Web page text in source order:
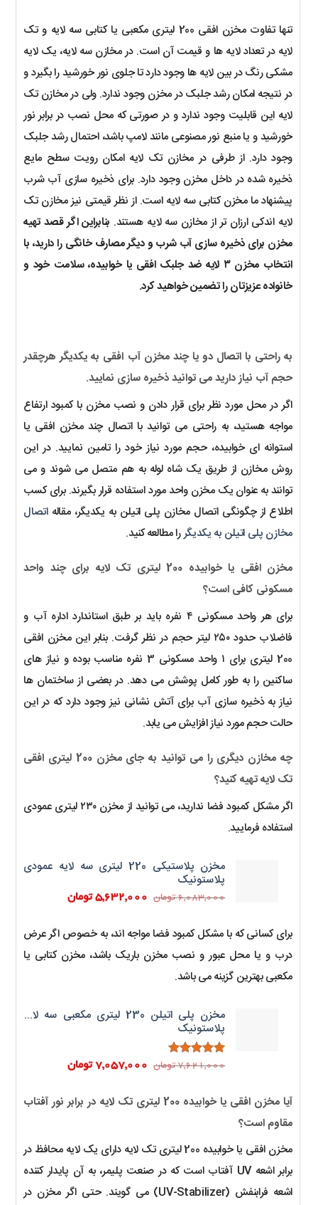
تنها تفاوت مخزن افقی 200 لیتری مکعبی یا کتابی سه لایه و تک
لایه در تعداد لایه ها و قیمت آن است. در مخازن سه لایه، یک لایه
مشکی رنگ در بین لایه ها وجود دارد تا جلوی نور خورشید را بگیرد و
در نتیجه امکان رشد جلبک در مخزن وجود ندارد. ولی در مخازن تک
لایه این قابلیت وجود ندارد و در صورتی که محل نصب در برابر نور
خورشید و یا منبع نور مصنوعی مانند لامپ باشد، احتمال رشد جلبک
وجود دارد. از طرفی در مخازن تک لایه امکان رویت سطح مایع
ذخیره شده در داخل مخزن وجود دارد. برای ذخیره سازی آب شرب
پیشنهاد ما مخزن کتابی سه لایه است. از نظر قیمتی نیز مخازن تک
لایه اندکی ارزان تر از مخازن سه لایه هستند. بنابراین اگر قصد تهیه
مخزن برای ذخیره سازی آب شرب و دیگر مصارف خانگی را دارید، با
انتخاب مخزن ۳ لایه ضد جلبک افقی یا خوابیده، سلامت خود و
خانواده عزیزتان را تضمین خواهید کرد.
به راحتی با اتصال دو یا چند مخزن آب افقی به یکدیگر هرچقدر
حجم آب نیاز دارید می توانید ذخیره سازی نمایید.
اگر در محل مورد نظر برای قرار دادن و نصب مخزن با کمبود ارتفاع
مواجه هستید، به راحتی می توانید با اتصال چند مخزن افقی یا
استوانه ای خوابیده، حجم مورد نیاز خود را تامین نمایید. در این
روش مخازن از طریق یک شاه لوله به هم متصل می شوند و می
توانند به عنوان یک مخزن واحد مورد استفاده قرار بگیرند. برای کسب
اطلاع از چگونگی اتصال مخازن پلی اتیلن به یکدیگر، مقالهاتصال
مخازن پلی اتیلن به یکدیگررا مطالعه کنید.
مخزن افقی یا خوابیده 200 لیتری تک لایه برای چند واحد
مسکونی کافی است؟
برای هر واحد مسکونی ۴ نفره باید بر طبق استاندارد اداره آب و
فاضلاب حدود ۲۵۰ لیتر حجم در نظر گرفت. بنابر این مخزن افقی
200 لیتری برای ۱ واحد مسکونی 3 نفره مناسب بوده و نیاز های
ساکنین را به طور کامل پوشش می دهد. در بعضی از ساختمان ها
نیاز به ذخیره سازی آب برای آتش نشانی نیز وجود دارد که در این
حالت حجم مورد نیاز افزایش می یابد.
چه مخازن دیگری را می توانید به جای مخزن 200 لیتری افقی
تک لایه تهیه کنید؟
اگر مشکل کمبود فضا ندارید، می توانید از مخزن ۲۳۰ لیتری عمودی
استفاده فرمایید.
مخزن پلاستیکی 220 لیتری سه لایه عمودی
پلاستونیک
6,083,000 تومان
قیمت
6,083,000 تومان
بود.
5,632,000 تومانقیمت
5,632,000 تومان.
برای کسانی که با مشکل کمبود فضا مواجه اند، به خصوص اگر عرض
درب و یا محل عبور و نصب مخزن باریک باشد، مخزن کتابی یا
مکعبی بهترین گزینه می باشد.
مخزن پلی اتیلن 230 لیتری مکعبی سه لایه
پلاستونیک
امتیاز5.00
2
7,621,000 تومان
قیمت
بود.
7,057,000 تومانقیمت
7,057,000 تومان.
آیا مخزن افقی یا خوابیده 200 لیتری تک لایه در برابر نور آفتاب
مقاوم است؟
مخزن افقی یا خوابیده 200 لیتری تک لایه دارای یک لایه محافظ در
برابر اشعه UV آفتاب است که در صنعت پلیمر، به آن پایدار کننده
اشعه فرابنفش (UV-Stabilizer) می گویند. حتی اگر مخزن در